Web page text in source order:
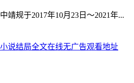
靖规于2017年10月23日～2021年...